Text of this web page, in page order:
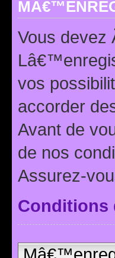
Vous devez
vos
accorder
Avant de
de nos
Assurez-